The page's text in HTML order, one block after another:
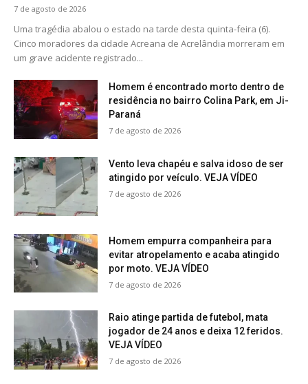
7 de agosto de 2026
Uma tragédia abalou o estado na tarde desta quinta-feira (6).
Cinco moradores da cidade Acreana de Acrelândia morreram em
um grave acidente registrado...
Homem é encontrado morto dentro de
residência no bairro Colina Park, em Ji-
Paraná
7 de agosto de 2026
Vento leva chapéu e salva idoso de ser
atingido por veículo. VEJA VÍDEO
7 de agosto de 2026
Homem empurra companheira para
evitar atropelamento e acaba atingido
por moto. VEJA VÍDEO
7 de agosto de 2026
Raio atinge partida de futebol, mata
jogador de 24 anos e deixa 12 feridos.
VEJA VÍDEO
7 de agosto de 2026